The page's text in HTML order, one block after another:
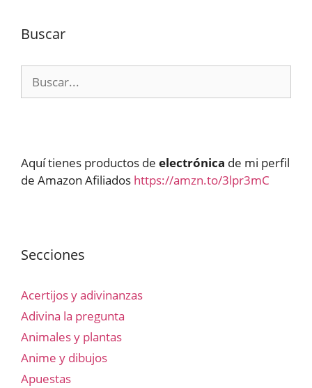
Buscar
Aquí tienes productos de electrónica de mi perfil
de Amazon Afiliados https://amzn.to/3lpr3mC
Secciones
Acertijos y adivinanzas
Adivina la pregunta
Animales y plantas
Anime y dibujos
Apuestas